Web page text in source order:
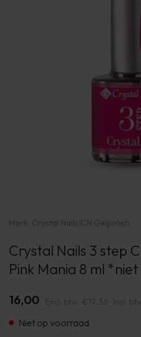
Merk: Crystal Nails|CN Gelpolish
Crystal Nails 3 step
Pink Mania 8 ml
16,00 Excl. btw €19,36 Incl.
Niet op voorraad